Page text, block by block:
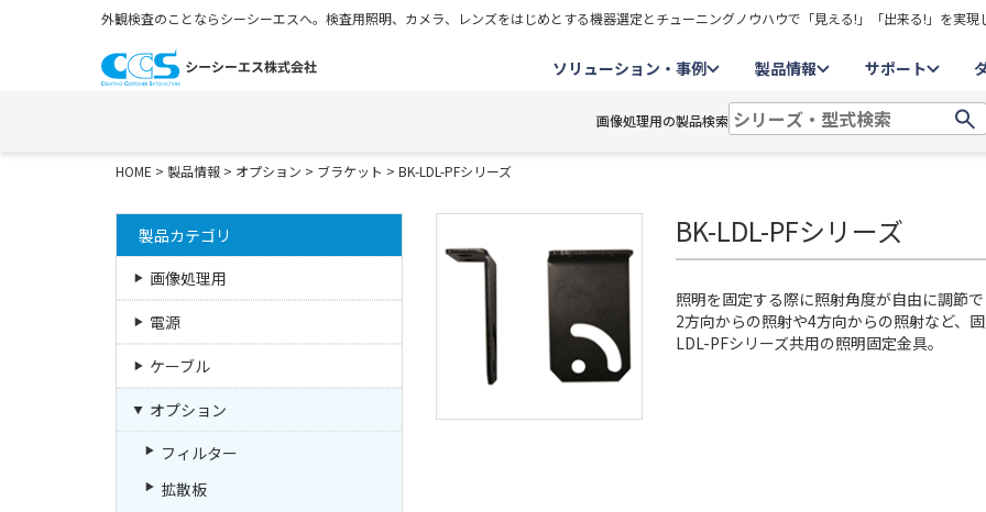
外観検査のことならシーシーエスへ。検査用照明、カメラ、レンズをはじめとする機器選定とチューニングノウハウで「見える!」「出来る!」を実現
ソリューション・事例 製品情報 サポート
画像処理用の製品検索
HOME > 製品情報 > オプション > ブラケット > BK-LDL-PFシリーズ
BK-LDL-PFシリーズ
照明を固定する際に照射角度が自由に調節で
2方向からの照射や4方向からの照射など、
LDL-PFシリーズ共用の照明固定金具。
製品カテゴリ
画像処理用
電源
ケーブル
オプション
フィルター
拡散板